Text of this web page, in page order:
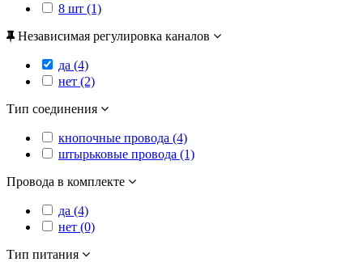
8 шт (1)
Независимая регулировка каналов
да (4)
нет (2)
Тип соединения
кнопочные провода (4)
штырьковые провода (1)
Провода в комплекте
да (4)
нет (0)
Тип питания